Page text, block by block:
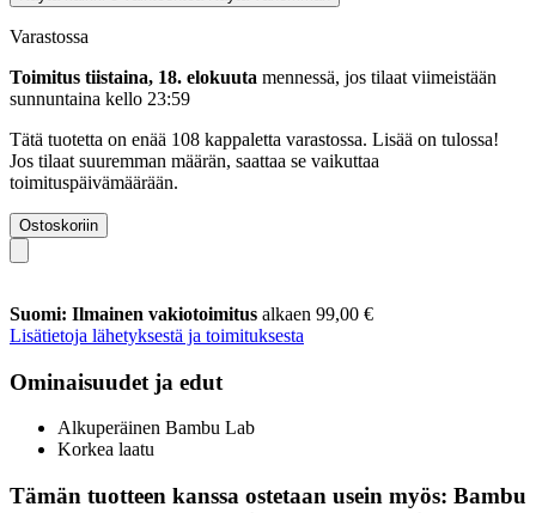
Varastossa
Toimitus tiistaina, 18. elokuuta mennessä, jos tilaat viimeistään
sunnuntaina kello 23:59
Tätä tuotetta on enää 108 kappaletta varastossa. Lisää on tulossa!
Jos tilaat suuremman määrän, saattaa se vaikuttaa
toimituspäivämäärään.
Ostoskoriin
Suomi: Ilmainen vakiotoimitus alkaen 99,00 €
Lisätietoja lähetyksestä ja toimituksesta
Ominaisuudet ja edut
Alkuperäinen Bambu Lab
Korkea laatu
Tämän tuotteen kanssa ostetaan usein myös: Bambu